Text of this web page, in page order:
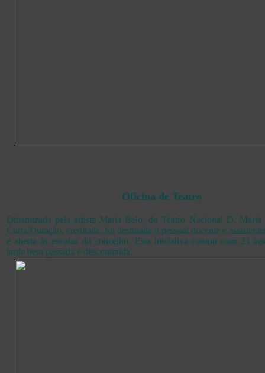
Oficina de Teatro
Dinamizada pela artista Maria Belo, do Teatro Nacional D.
Curta Duração, creditada, foi destinada a pessoal docente e
e aberta às escolas do concelho. Esta iniciativa contou com 23
tarde bem passada e descontraída.